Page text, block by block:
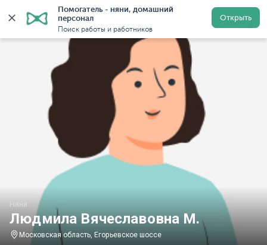
Помогатель - няни, домашний
персонал
Поиск работы и работников
Открыть
Главная Няни Няни в Московской области Няни
Людмила Вячеславовна М.
Няня
Московская область, Егорьевское шоссе